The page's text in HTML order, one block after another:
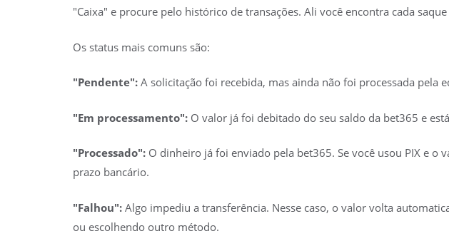
"Caixa" e procure pelo histórico de transações. Ali você encontra cada
Os status mais comuns são:
"Pendente": A solicitação foi recebida, mas ainda não foi processada pela
"Em processamento": O valor já foi debitado do seu saldo da bet365 e
"Processado": O dinheiro já foi enviado pela bet365. Se você usou PIX e o
prazo bancário.
"Falhou": Algo impediu a transferência. Nesse caso, o valor volta
ou escolhendo outro método.